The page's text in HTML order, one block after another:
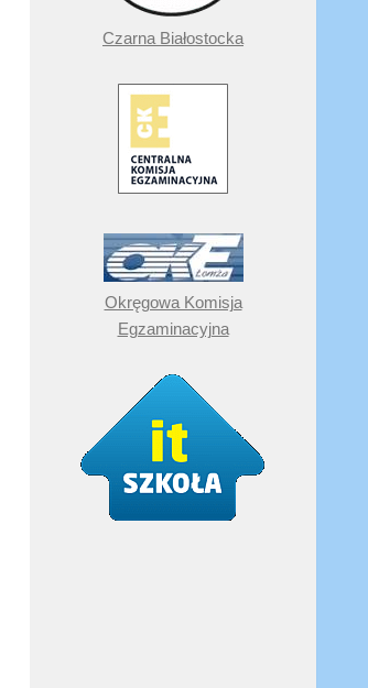
Czarna Białostocka
Okręgowa Komisja
Egzaminacyjna